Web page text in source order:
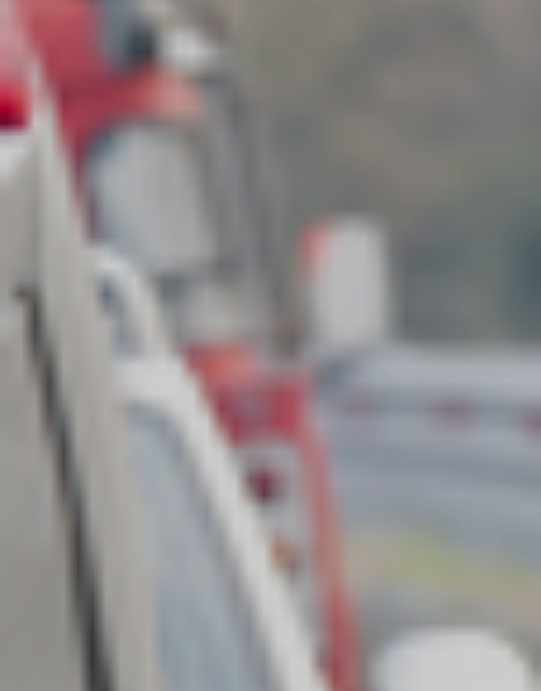
Mission
Activités
Événements
Blogue
Contact
Champions de la prévention